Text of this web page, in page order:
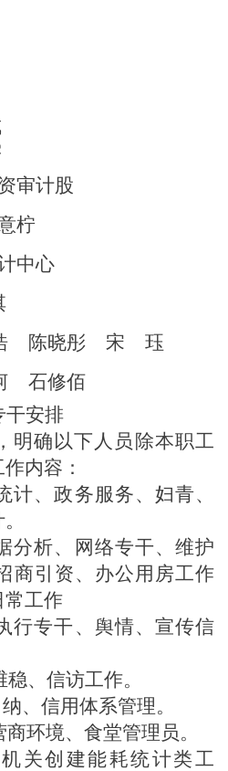
审计股
柠
中心
陈晓彤 宋
珏
石修佰
干安排
明确以下人员除本职工
内容：
计、政务服务、妇青、
。
分析、网络专干、维护
商引资、 办公用房工作
常工作
行专干、舆情、 宣传信
稳、信访工作。
、 信用体系管理。
环境、 食堂管理员。
关创建能耗统计类工